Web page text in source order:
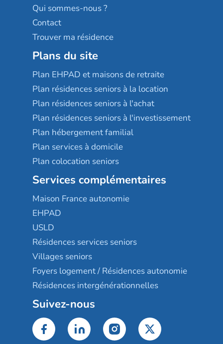
Qui sommes-nous ?
Contact
Trouver ma résidence
Plans du site
Plan EHPAD et maisons de retraite
Plan résidences seniors à la location
Plan résidences seniors à l'achat
Plan résidences seniors à l'investissement
Plan hébergement familial
Plan services à domicile
Plan colocation seniors
Services complémentaires
Maison France autonomie
EHPAD
USLD
Résidences services seniors
Villages seniors
Foyers logement / Résidences autonomie
Résidences intergénérationnelles
Suivez-nous